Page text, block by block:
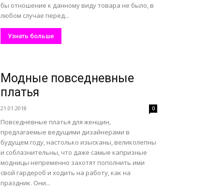
бы отношение к данному виду товара не было, в
любом случае перед...
Узнать больше
Модные повседневные
платья
21.01.2018 0
Повседневные платья для женщин,
предлагаемые ведущими дизайнерами в
будущем году, настолько изысканы, великолепны
и соблазнительны, что даже самые капризные
модницы непременно захотят пополнить ими
свой гардероб и ходить на работу, как на
праздник. Они...